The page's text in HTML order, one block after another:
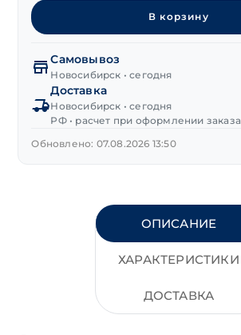
Коуш
6 мм,
В корзину
Самовывоз
Новосибирск • сегодня
Доставка
Новосибирск • сегодня
РФ • расчет при оформлении заказа
Обновлено: 07.08.2026 13:50
ОПИСАНИЕ
ХАРАКТЕРИСТИКИ
ДОСТАВКА